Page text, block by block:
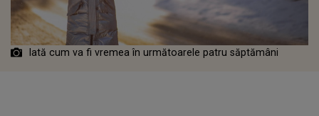
Iată cum va fi vremea în următoarele patru săptămâni